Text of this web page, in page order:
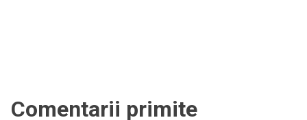
Comentarii primite